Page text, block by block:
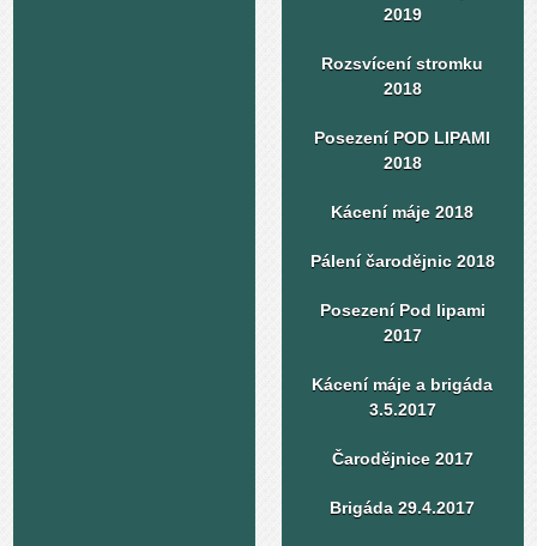
2019
Rozsvícení stromku
2018
Posezení POD LIPAMI
2018
Kácení máje 2018
Pálení čarodějnic 2018
Posezení Pod lipami
2017
Kácení máje a brigáda
3.5.2017
Čarodějnice 2017
Brigáda 29.4.2017